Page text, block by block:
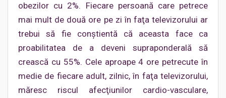
obezilor cu 2%. Fiecare persoană care petrece
mai mult de două ore pe zi în faţa televizorului ar
trebui să fie conştientă că aceasta face ca
proabilitatea de a deveni supraponderală să
crească cu 55%. Cele aproape 4 ore petrecute în
medie de fiecare adult, zilnic, în faţa televizorului,
măresc riscul afecţiunilor cardio-vasculare,